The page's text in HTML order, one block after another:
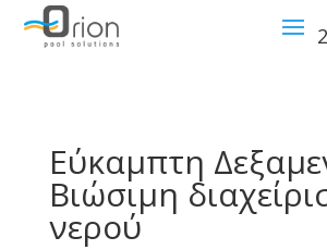
Εύκαμπτη
Βιώσιμη
νερού